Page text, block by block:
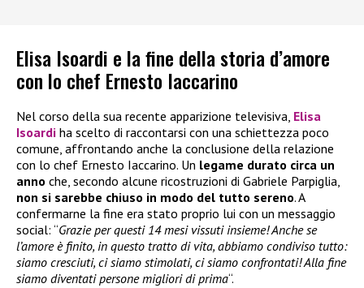
Elisa Isoardi e la fine della storia d’amore
con lo chef Ernesto Iaccarino
Nel corso della sua recente apparizione televisiva, Elisa
Isoardi ha scelto di raccontarsi con una schiettezza poco
comune, affrontando anche la conclusione della relazione
con lo chef Ernesto Iaccarino. Un legame durato circa un
anno che, secondo alcune ricostruzioni di Gabriele Parpiglia,
non si sarebbe chiuso in modo del tutto sereno. A
confermarne la fine era stato proprio lui con un messaggio
social: “Grazie per questi 14 mesi vissuti insieme! Anche se
l’amore è finito, in questo tratto di vita, abbiamo condiviso tutto:
siamo cresciuti, ci siamo stimolati, ci siamo confrontati! Alla fine
siamo diventati persone migliori di prima“.